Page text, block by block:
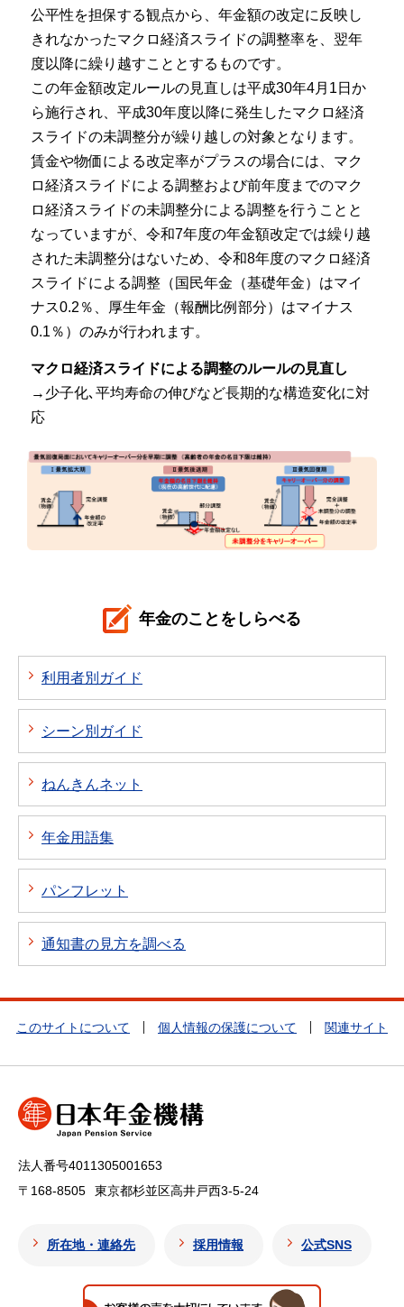
公平性を担保する観点から、年金額の改定に反映し
きれなかったマクロ経済スライドの調整率を、翌年
度以降に繰り越すこととするものです。
この年金額改定ルールの見直しは平成30年4月1日か
ら施行され、平成30年度以降に発生したマクロ経済
スライドの未調整分が繰り越しの対象となります。
賃金や物価による改定率がプラスの場合には、マク
ロ経済スライドによる調整および前年度までのマク
ロ経済スライドの未調整分による調整を行うことと
なっていますが、令和7年度の年金額改定では繰り越
された未調整分はないため、令和8年度のマクロ経済
スライドによる調整（国民年金（基礎年金）はマイ
ナス0.2％、厚生年金（報酬比例部分）はマイナス
0.1％）のみが行われます。
マクロ経済スライドによる調整のルールの見直し
→少子化､平均寿命の伸びなど長期的な構造変化に対
応
年金のことをしらべる
利用者別ガイド
シーン別ガイド
ねんきんネット
年金用語集
パンフレット
通知書の見方を調べる
このサイトについて 個人情報の保護について 関連サイト
法人番号4011305001653
〒168-8505
東京都杉並区高井戸西3-5-24
所在地・連絡先 採用情報 公式SNS